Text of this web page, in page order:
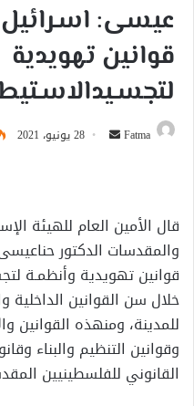
عيسى:
قوانين تهويدية
Fatma
أرسل 28 يونيو، 2021
قال الأمين العام للهيئة
والمقدسات الدكتورحنا
قوانينتهويدية وأنظمـة
خلال سن القوانين الداخلية
للمدينة، ومنهذه القوانين
وقوانين التنظيم والبناء
القانوني للفلسطينيين